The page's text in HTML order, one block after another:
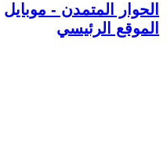
الحوار المتمدن - موبايل
الموقع الرئيسي